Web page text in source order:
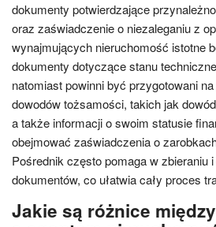
dokumenty potwierdzające
oraz zaświadczenie o niezaleganiu z
wynajmujących nieruchomość istotne
dokumenty dotyczące stanu
natomiast powinni być przygotowani
dowodów tożsamości, takich jak
a także informacji o swoim statusie
obejmować zaświadczenia o
Pośrednik często pomaga w zbieraniu
dokumentów, co ułatwia cały proces
Jakie są różnice